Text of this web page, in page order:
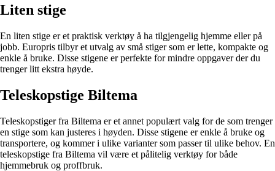
Liten stige
En liten stige er et praktisk verktøy å ha tilgjengelig hjemme eller på
jobb. Europris tilbyr et utvalg av små stiger som er lette, kompakte og
enkle å bruke. Disse stigene er perfekte for mindre oppgaver der du
trenger litt ekstra høyde.
Teleskopstige Biltema
Teleskopstiger fra Biltema er et annet populært valg for de som trenger
en stige som kan justeres i høyden. Disse stigene er enkle å bruke og
transportere, og kommer i ulike varianter som passer til ulike behov. En
teleskopstige fra Biltema vil være et pålitelig verktøy for både
hjemmebruk og proffbruk.